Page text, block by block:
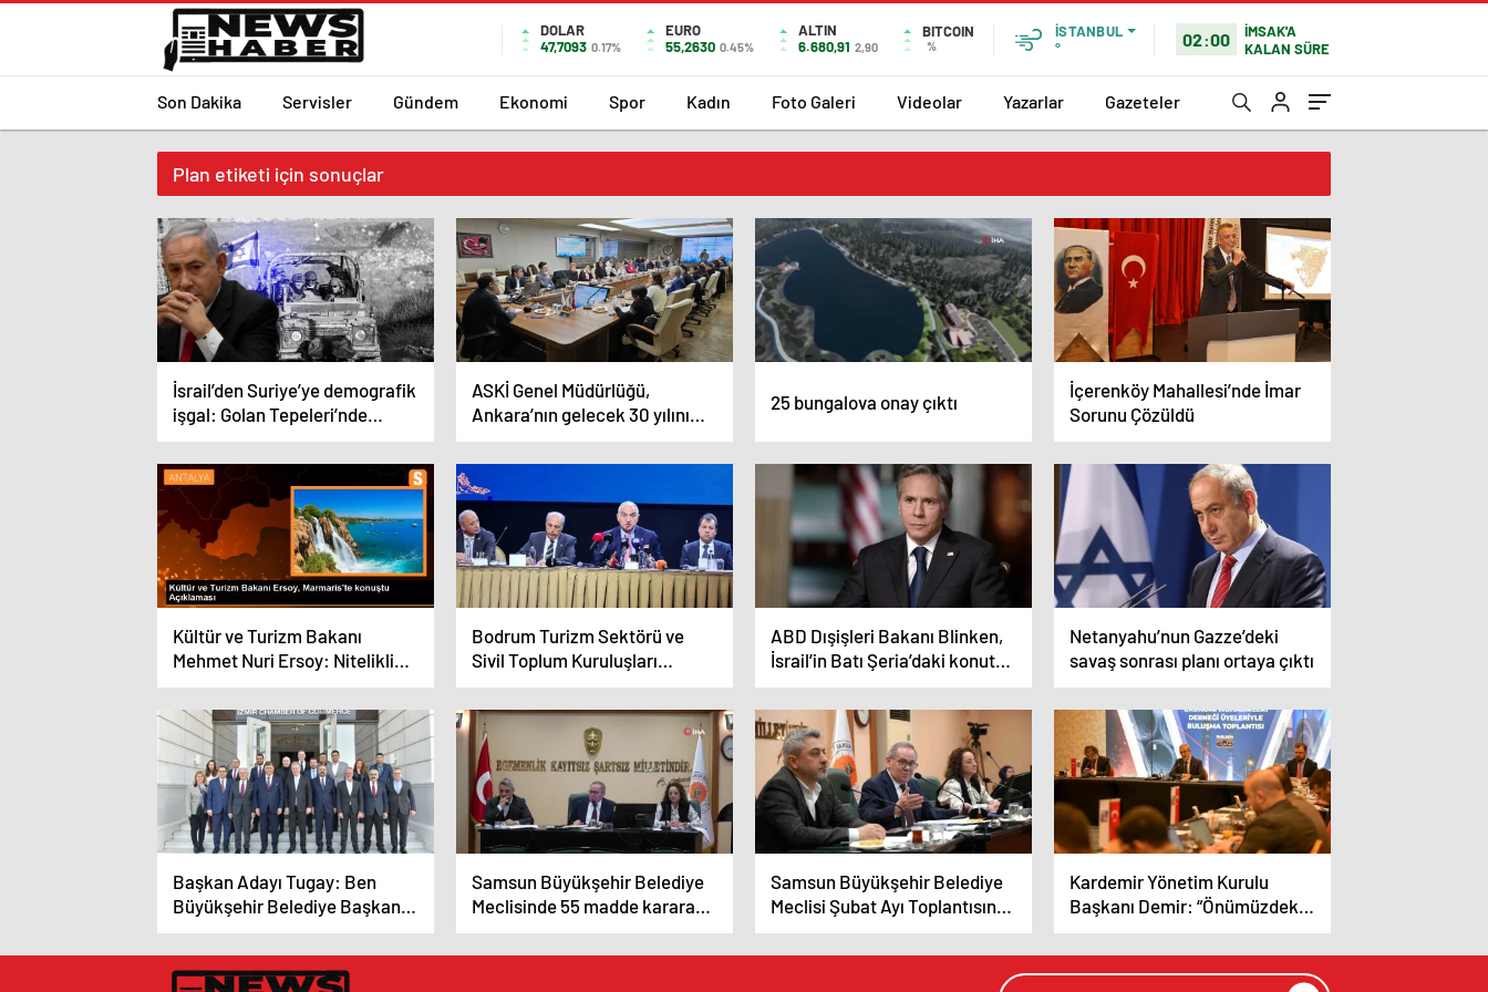
DOLAR
47,7093 0.17%
EURO
55,2630 0.45%
ALTIN
6.680,91 2,90
BITCOIN
%
İSTANBUL
°
02:00
İMSAK'A
KALAN SÜRE
Son Dakika Servisler Gündem Ekonomi Spor Kadın Foto Galeri Videolar Yazarlar Gazeteler
Plan etiketi için sonuçlar
İsrail’den Suriye’ye demografik
işgal: Golan Tepeleri’nde
yasadışı yerleşimi teşvik planı!
ASKİ Genel Müdürlüğü,
Ankara’nın gelecek 30 yılını
planlayan Master Planı’nı
tamamlıyor
25 bungalova onay çıktı
İçerenköy Mahallesi’nde İmar
Sorunu Çözüldü
Kültür ve Turizm Bakanı
Mehmet Nuri Ersoy: Nitelikli
personel için sektörün 12 aya
yayılması gerekiyor
Bodrum Turizm Sektörü ve
Sivil Toplum Kuruluşları
Buluşmaları Gerçekleştirildi
ABD Dışişleri Bakanı Blinken,
İsrail’in Batı Şeria’daki konut
inşa planına tepki gösterdi
Netanyahu’nun Gazze’deki
savaş sonrası planı ortaya çıktı
Başkan Adayı Tugay: Ben
Büyükşehir Belediye Başkanı
Olursam Siyasi Konuları Bir
Kenara Bırakacağım
Samsun Büyükşehir Belediye
Meclisinde 55 madde karara
bağlandı
Samsun Büyükşehir Belediye
Meclisi Şubat Ayı Toplantısında
55 Gündem Maddesi Karara
Bağlandı
Kardemir Yönetim Kurulu
Başkanı Demir: “Önümüzdeki
5 yıl içerisinde 1,5 milyar dolar
yatırım hedefimiz var”